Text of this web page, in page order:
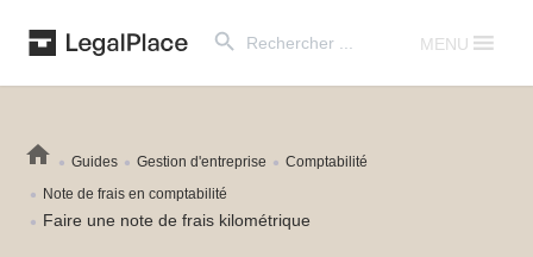
for:
MENU
Guides Gestion d'entreprise
Comptabilité
Note de frais en comptabilité
Faire une note de frais kilométrique